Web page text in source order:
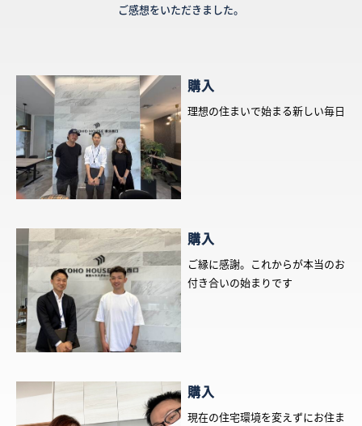
ご感想をいただきました。
購入
理想の住まいで始まる新しい毎日
購入
ご縁に感謝。これからが本当のお
付き合いの始まりです
購入
現在の住宅環境を変えずにお住ま